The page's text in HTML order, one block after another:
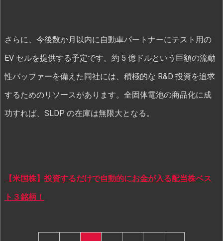
さらに、今後数か月以内に自動車パートナーにテスト用の
EV セルを提供する予定です。約 5 億ドルという巨額の流動
性バッファーを備えた同社には、積極的な R&D 投資を追求
するためのリソースがあります。全固体電池の商品化に成
功すれば、SLDP の在庫は無限大となる。
【米国株】投資するだけで自動的にお金が入る配当株ベス
ト３銘柄！